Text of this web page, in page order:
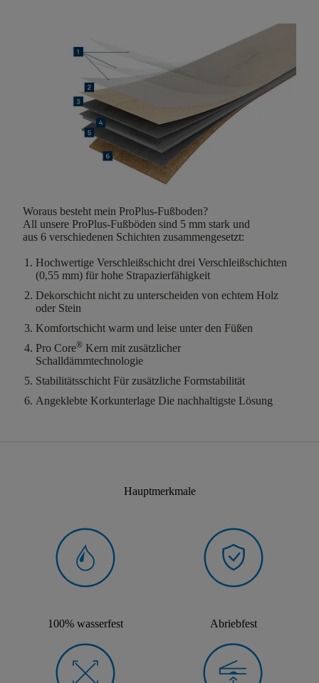
Woraus besteht mein ProPlus-Fußboden?
All unsere ProPlus-Fußböden sind 5 mm stark und
aus 6 verschiedenen Schichten zusammengesetzt:
Hochwertige Verschleißschicht drei Verschleißschichten
(0,55 mm) für hohe Strapazierfähigkeit
Dekorschicht nicht zu unterscheiden von echtem Holz
oder Stein
Komfortschicht warm und leise unter den Füßen
Pro Core® Kern mit zusätzlicher
Schalldämmtechnologie
Stabilitätsschicht Für zusätzliche Formstabilität
Angeklebte Korkunterlage Die nachhaltigste Lösung
Hauptmerkmale
100% wasserfest Abriebfest